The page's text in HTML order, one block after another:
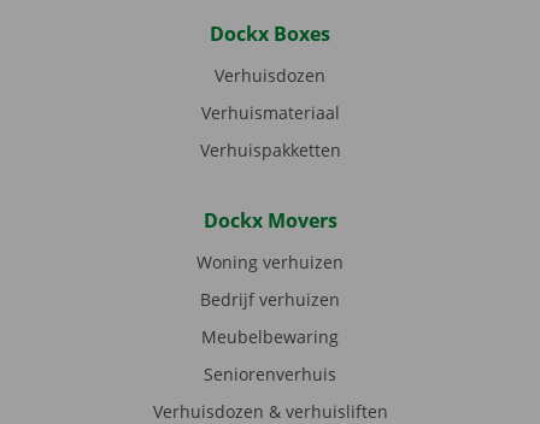
Dockx Boxes
Verhuisdozen
Verhuismateriaal
Verhuispakketten
Dockx Movers
Woning verhuizen
Bedrijf verhuizen
Meubelbewaring
Seniorenverhuis
Verhuisdozen & verhuisliften